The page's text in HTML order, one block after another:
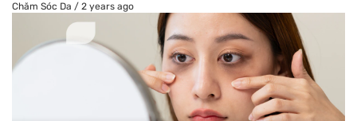
Chăm Sóc Da / 2 years ago